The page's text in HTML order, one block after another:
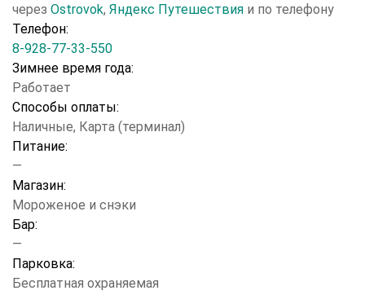
через Ostrovok, Яндекс Путешествия и по телефону
Телефон:
8-928-77-33-550
Зимнее время года:
Работает
Способы оплаты:
Наличные, Карта (терминал)
Питание:
—
Магазин:
Мороженое и снэки
Бар:
—
Парковка:
Бесплатная охраняемая